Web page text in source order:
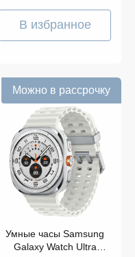
В избранное
Можно в рассрочку
Умные часы Samsung
Galaxy Watch Ultra